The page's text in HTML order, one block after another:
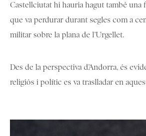
Castellciutat hi hauria hagut també una
que va perdurar durant segles com a
militar sobre la plana de l’Urgellet.
Des de la perspectiva d’Andorra, és
religiós i polític es va traslladar en